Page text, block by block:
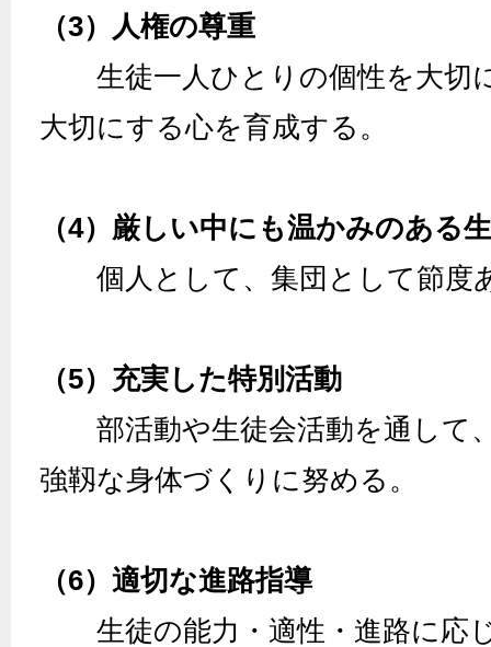
（3）人権の尊重
生徒一人ひとりの個性を大切
大切にする心を育成する。
（4）厳しい中にも温かみのある
個人として、集団として節度
（5）充実した特別活動
部活動や生徒会活動を通して
強靱な身体づくりに努める。
（6）適切な進路指導
生徒の能力・適性・進路に応